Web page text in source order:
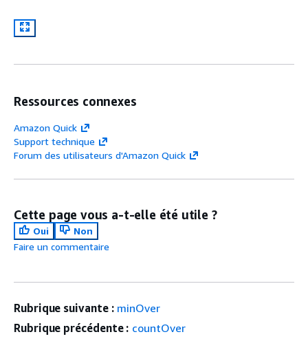
Ressources connexes
Amazon Quick
Support technique
Forum des utilisateurs d'Amazon Quick
Cette page vous a-t-elle été utile ?
Oui
Non
Faire un commentaire
Rubrique suivante : minOver
Rubrique précédente : countOver